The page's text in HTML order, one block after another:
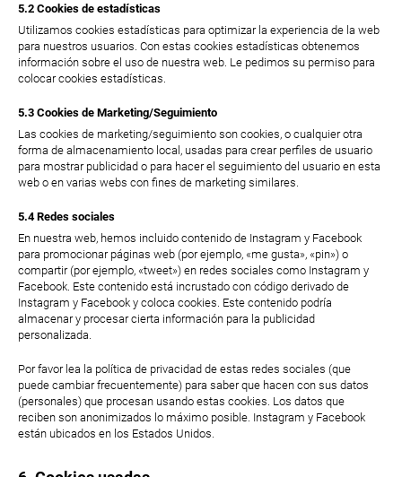
5.2 Cookies de estadísticas
Utilizamos cookies estadísticas para optimizar la experiencia de la web
para nuestros usuarios. Con estas cookies estadísticas obtenemos
información sobre el uso de nuestra web. Le pedimos su permiso para
colocar cookies estadísticas.
5.3 Cookies de Marketing/Seguimiento
Las cookies de marketing/seguimiento son cookies, o cualquier otra
forma de almacenamiento local, usadas para crear perfiles de usuario
para mostrar publicidad o para hacer el seguimiento del usuario en esta
web o en varias webs con fines de marketing similares.
5.4 Redes sociales
En nuestra web, hemos incluido contenido de Instagram y Facebook
para promocionar páginas web (por ejemplo, «me gusta», «pin») o
compartir (por ejemplo, «tweet») en redes sociales como Instagram y
Facebook. Este contenido está incrustado con código derivado de
Instagram y Facebook y coloca cookies. Este contenido podría
almacenar y procesar cierta información para la publicidad
personalizada.
Por favor lea la política de privacidad de estas redes sociales (que
puede cambiar frecuentemente) para saber que hacen con sus datos
(personales) que procesan usando estas cookies. Los datos que
reciben son anonimizados lo máximo posible. Instagram y Facebook
están ubicados en los Estados Unidos.